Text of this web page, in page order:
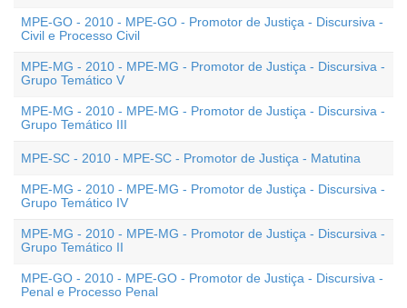
MPE-GO - 2010 - MPE-GO - Promotor de Justiça - Discursiva -
Civil e Processo Civil
MPE-MG - 2010 - MPE-MG - Promotor de Justiça - Discursiva -
Grupo Temático V
MPE-MG - 2010 - MPE-MG - Promotor de Justiça - Discursiva -
Grupo Temático III
MPE-SC - 2010 - MPE-SC - Promotor de Justiça - Matutina
MPE-MG - 2010 - MPE-MG - Promotor de Justiça - Discursiva -
Grupo Temático IV
MPE-MG - 2010 - MPE-MG - Promotor de Justiça - Discursiva -
Grupo Temático II
MPE-GO - 2010 - MPE-GO - Promotor de Justiça - Discursiva -
Penal e Processo Penal